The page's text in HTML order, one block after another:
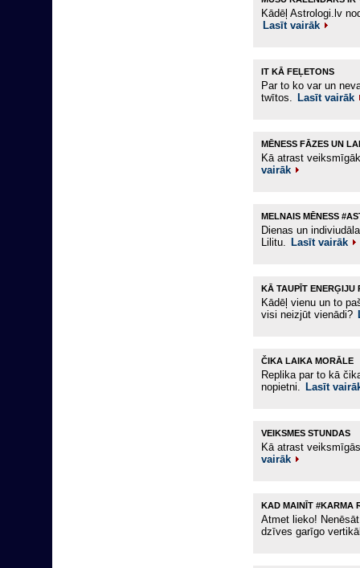
Kādēļ Astrologi.lv
Lasīt vairāk
IT KĀ FEĻETONS
Par to ko var un
twītos. Lasīt vairāk
MĒNESS FĀZES UN
Kā atrast
vairāk
MELNAIS MĒNESS
Dienas un
Lilitu. Lasīt vairāk
KĀ TAUPĪT ENERĢIJU
Kādēļ vienu un to
visi neizjūt vienādi?
ČIKA LAIKA MORĀLE
Replika par to kā
nopietni. Lasīt
VEIKSMES STUNDAS
Kā atrast
vairāk
KAD MAINĪT #KARMA
Atmet lieko!
dzīves garīgo